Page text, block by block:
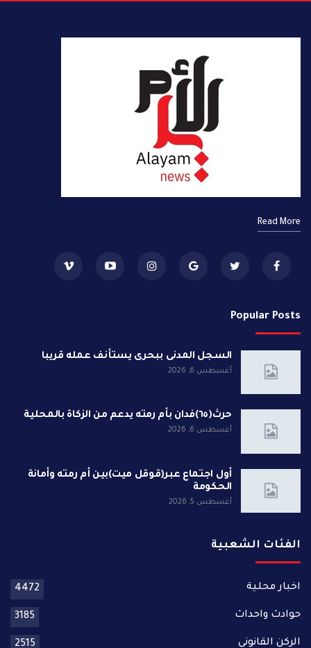
Read More
Popular Posts
السجل المدنى ببحرى يستأنف عمله قريبا
أغسطس 6, 2026
حرث(٦٥)فدان بأم رمته يدعم من الزكاة بالمحلية
أغسطس 6, 2026
أول اجتماع عبر(قوقل ميت)بين أم رمته وأمانة
الحكومة
أغسطس 5, 2026
الفئات الشعبية
اخبار محلية 4472
حوادث واحداث 3185
الركن القانونى 2515